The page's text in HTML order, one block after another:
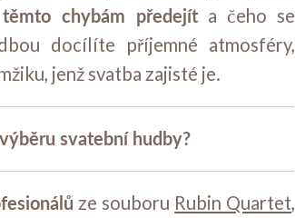
chybám předejít a čeho se
docílíte příjemné atmosféry,
jenž svatba zajisté je.
svatební hudby?
ze souboru Rubin Quartet,